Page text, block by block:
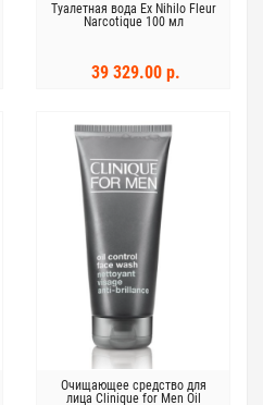
Туалетная вода Ex Nihilo Fleur
Narcotique 100 мл
39 329.00 р.
Очищающее средство для
лица Clinique for Men Oil